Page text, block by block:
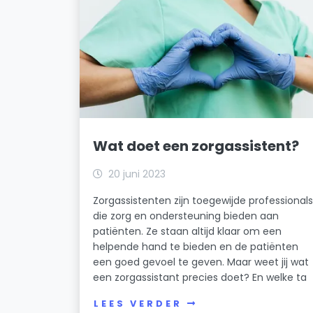
Wat doet een zorgassistent?
20 juni 2023
Zorgassistenten zijn toegewijde professionals
die zorg en ondersteuning bieden aan
patiënten. Ze staan altijd klaar om een
helpende hand te bieden en de patiënten
een goed gevoel te geven. Maar weet jij wat
een zorgassistant precies doet? En welke ta
LEES VERDER